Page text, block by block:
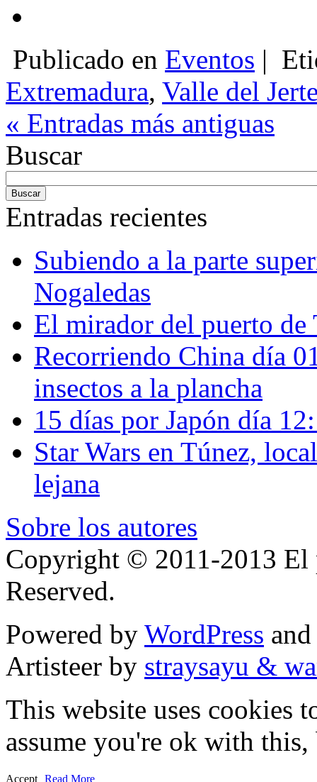
Publicado en Eventos |
Extremadura, Valle del
« Entradas más antiguas
Buscar
Entradas recientes
Subiendo a la parte
Nogaledas
El mirador del puerto de
Recorriendo China día
insectos a la plancha
15 días por Japón día
Star Wars en Túnez,
lejana
Sobre los autores
Copyright © 2011-2013 El
Reserved.
Powered by WordPress and
Artisteer by straysayu &
This website uses cookies
assume you're ok with
Accept Read More